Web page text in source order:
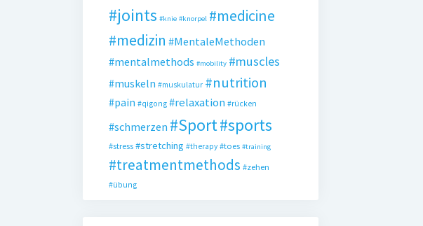
#joints #knie #knorpel #medicine
#medizin #MentaleMethoden
#mentalmethods #mobility #muscles
#muskeln #muskulatur #nutrition
#pain #qigong #relaxation #rücken
#schmerzen #Sport#sports
#stress #stretching #therapy #toes #training
#treatmentmethods #zehen
#übung